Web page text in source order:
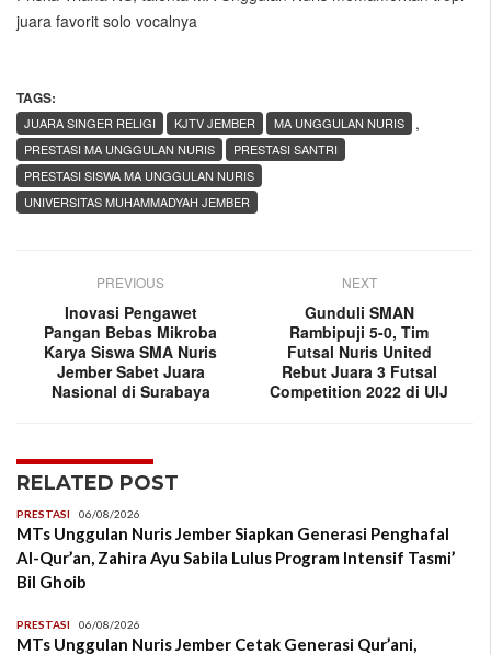
juara favorit solo vocalnya
TAGS:
,
JUARA SINGER RELIGI KJTV JEMBER
MA UNGGULAN NURIS
PRESTASI MA UNGGULAN NURIS
PRESTASI SANTRI
PRESTASI SISWA MA UNGGULAN NURIS
UNIVERSITAS MUHAMMADYAH JEMBER
PREVIOUS
Inovasi Pengawet
Pangan Bebas Mikroba
Karya Siswa SMA Nuris
Jember Sabet Juara
Nasional di Surabaya
NEXT
Gunduli SMAN
Rambipuji 5-0, Tim
Futsal Nuris United
Rebut Juara 3 Futsal
Competition 2022 di UIJ
RELATED POST
PRESTASI 06/08/2026
MTs Unggulan Nuris Jember Siapkan Generasi Penghafal
Al-Qur’an, Zahira Ayu Sabila Lulus Program Intensif Tasmi’
Bil Ghoib
PRESTASI 06/08/2026
MTs Unggulan Nuris Jember Cetak Generasi Qur’ani,